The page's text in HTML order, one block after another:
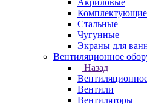
Акриловые
Комплектующие
Стальные
Чугунные
Экраны для
Вентиляционное
Назад
Вентили
Вентиляторы